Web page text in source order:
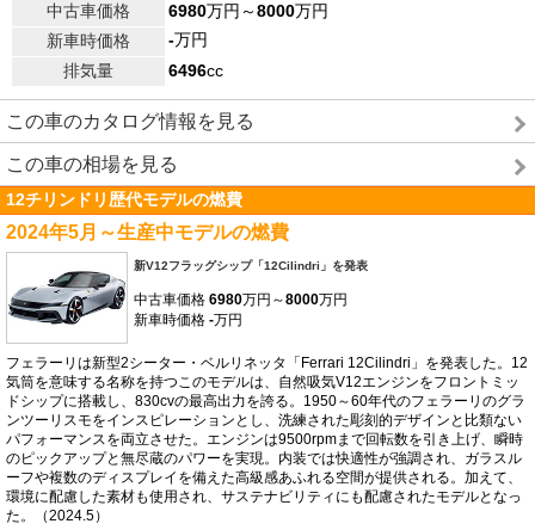
中古車価格 6980万円～8000万円
新車時価格
-万円
排気量
6496cc
この車のカタログ情報を見る
この車の相場を見る
12チリンドリ歴代モデルの燃費
2024年5月～生産中モデルの燃費
新V12フラッグシップ「12Cilindri」を発表
中古車価格 6980万円～8000万円
新車時価格 -万円
フェラーリは新型2シーター・ベルリネッタ「Ferrari 12Cilindri」を発表した。12
気筒を意味する名称を持つこのモデルは、自然吸気V12エンジンをフロントミッ
ドシップに搭載し、830cvの最高出力を誇る。1950～60年代のフェラーリのグラ
ンツーリスモをインスピレーションとし、洗練された彫刻的デザインと比類ない
パフォーマンスを両立させた。エンジンは9500rpmまで回転数を引き上げ、瞬時
のピックアップと無尽蔵のパワーを実現。内装では快適性が強調され、ガラスル
ーフや複数のディスプレイを備えた高級感あふれる空間が提供される。加えて、
環境に配慮した素材も使用され、サステナビリティにも配慮されたモデルとなっ
た。（2024.5）